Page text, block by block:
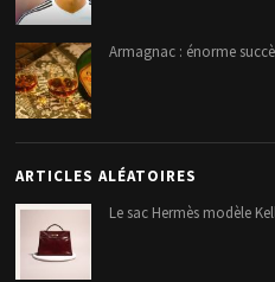
Armagnac : énorme
ARTICLES ALÉATOIRES
Le sac Hermès modèle